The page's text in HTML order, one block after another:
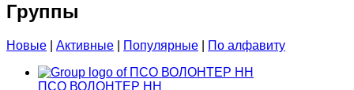
Группы
Новые Активные Популярные По алфавиту
ПСО ВОЛОНТЕР НН